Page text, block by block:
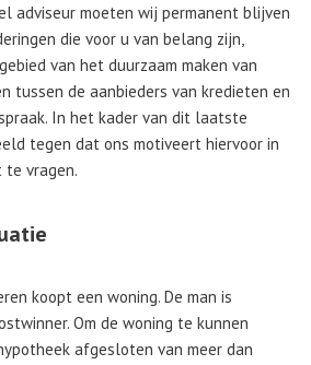
adviseur moeten wij permanent blijven
die voor u van belang zijn,
van het duurzaam maken van
tussen de aanbieders van kredieten en
In het kader van dit laatste
tegen dat ons motiveert hiervoor in
vragen.
koopt een woning. De man is
Om de woning te kunnen
afgesloten van meer dan